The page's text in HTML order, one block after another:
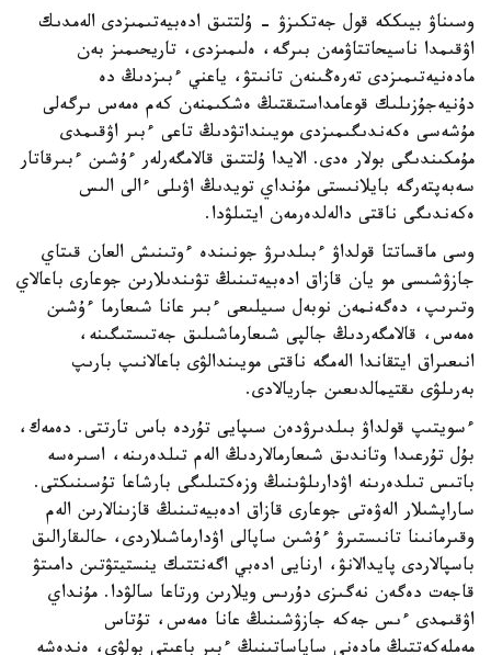
وسىناۋ بيىككە قول جەتكىزۋ - ۇلتتىق ادەبيەتىمىزدى الەمدىك
اۋقىمدا ناسيحاتتاۋمەن بىرگە، ەلىمىزدى، تاريحىمىز بەن
مادەنيەتىمىزدى تەرەڭىنەن تانىتۋ، ياعني ءبىزدىڭ دە
دۇنيەجۇزىلىك قوعامداستىقتىڭ ەشكىمنەن كەم ەمەس ىرگەلى
مۇشەسى ەكەندىگىمىزدى مويىنداتۋدىڭ تاعى ءبىر اۋقىمدى
مۇمكىندىگى بولار ەدى. الايدا ۇلتتىق قالامگەرلەر ءۇشىن ءبىرقاتار
سەبەپتەرگە بايلانىستى مۇنداي تويدىڭ اۋىلى ءالى الىس
ەكەندىگى ناقتى دالەلدەرمەن ايتىلۋدا.
وسى ماقساتتا قولداۋ ءبىلدىرۋ جونىندە ءوتىنىش العان قىتاي
جازۋشىسى مو يان قازاق ادەبيەتىنىڭ تۋىندىلارىن جوعارى باعالاي
وتىرىپ، دەگەنمەن نوبەل سىيلىعى ءبىر عانا شىعارما ءۇشىن
ەمەس، قالامگەردىڭ جالپى شىعارماشىلىق جەتىستىگىنە،
انىعىراق ايتقاندا الەمگە ناقتى مويىندالۋى باعالانىپ بارىپ
بەرىلۋى ىقتيمالدىعىن جاريالادى.
ءسويتىپ قولداۋ بىلدىرۋدەن سىپايى تۇردە باس تارتتى. دەمەك،
بۇل تۇرعىدا وتاندىق شىعارمالاردىڭ الەم تىلدەرىنە، اسىرەسە
باتىس تىلدەرىنە اۋدارىلۋىنىڭ وزەكتىلىگى بارشاعا تۇسىنىكتى.
ساراپشىلار الەۋەتى جوعارى قازاق ادەبيەتىنىڭ قازىنالارىن الەم
وقىرمانىنا تانىستىرۋ ءۇشىن ساپالى اۋدارماشىلاردى، حالىقارالىق
باسپالاردى پايدالانۋ، ارنايى ادەبي اگەنتتىك ينستيتۋتىن دامىتۋ
قاجەت دەگەن نەگىزى دۇرىس ويلارىن ورتاعا سالۋدا. مۇنداي
اۋقىمدى ءىس جەكە جازۋشىنىڭ عانا ەمەس، تۇتاس
مەملەكەتتىڭ مادەني ساياساتىنىڭ ءبىر باعىتى بولۋى، ەندەشە